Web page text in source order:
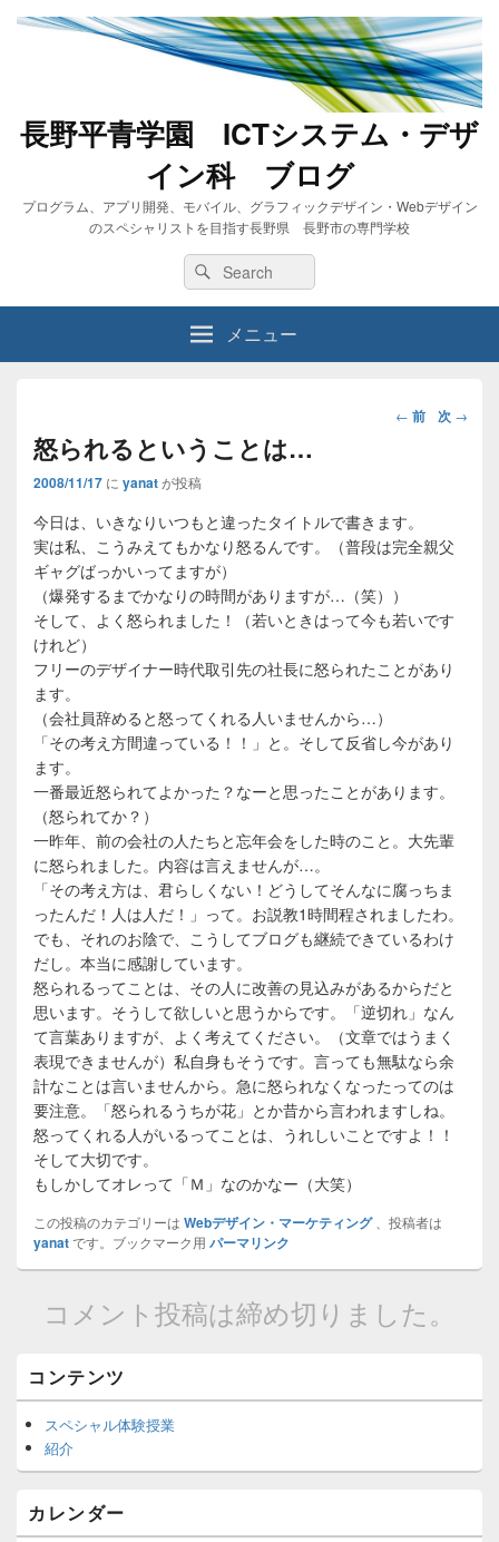
長野平青学園 ICTシステム・デザ
イン科 ブログ
プログラム、アプリ開発、モバイル、グラフィックデザイン・Webデザイン
のスペシャリストを目指す長野県 長野市の専門学校
Search
for:
Search
メニュー
投
ゲ
ー
シ
ン
← 前 次 →
怒られるということは…
2008/11/17 に yanatが投稿
今日は、いきなりいつもと違ったタイトルで書きます。
実は私、こうみえてもかなり怒るんです。（普段は完全親父
ギャグばっかいってますが）
（爆発するまでかなりの時間がありますが…（笑））
そして、よく怒られました！（若いときはって今も若いです
けれど）
フリーのデザイナー時代取引先の社長に怒られたことがあり
ます。
（会社員辞めると怒ってくれる人いませんから…）
「その考え方間違っている！！」と。そして反省し今があり
ます。
一番最近怒られてよかった？なーと思ったことがあります。
（怒られてか？）
一昨年、前の会社の人たちと忘年会をした時のこと。大先輩
に怒られました。内容は言えませんが…。
「その考え方は、君らしくない！どうしてそんなに腐っちま
ったんだ！人は人だ！」って。お説教1時間程されましたわ。
でも、それのお陰で、こうしてブログも継続できているわけ
だし。本当に感謝しています。
怒られるってことは、その人に改善の見込みがあるからだと
思います。そうして欲しいと思うからです。「逆切れ」なん
て言葉ありますが、よく考えてください。（文章ではうまく
表現できませんが）私自身もそうです。言っても無駄なら余
計なことは言いませんから。急に怒られなくなったってのは
要注意。「怒られるうちが花」とか昔から言われますしね。
怒ってくれる人がいるってことは、うれしいことですよ！！
そして大切です。
もしかしてオレって「Ｍ」なのかなー（大笑）
この投稿のカテゴリーは Webデザイン・マーケティング、投稿者は
yanatです。ブックマーク用 パーマリンク
コメント投稿は締め切りました。
Primary
Sidebar
Area
コンテンツ
スペシャル体験授業
紹介
カレンダー